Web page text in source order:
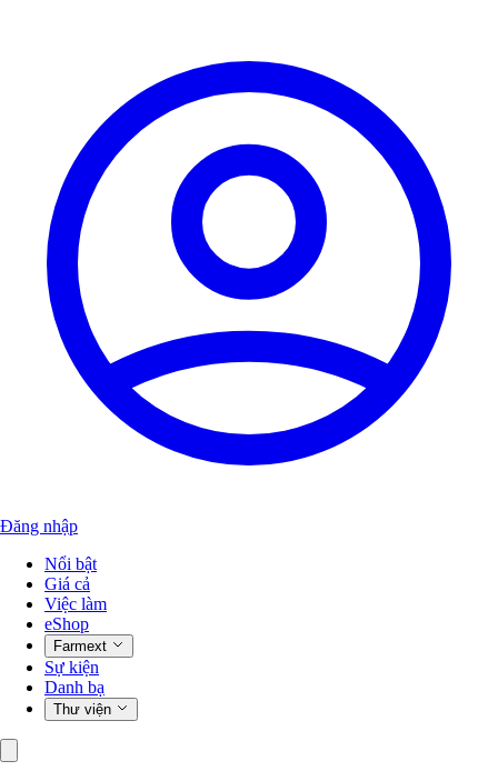
Đăng nhập
Nổi bật
Giá cả
Việc làm
eShop
Farmext
Sự kiện
Danh bạ
Thư viện